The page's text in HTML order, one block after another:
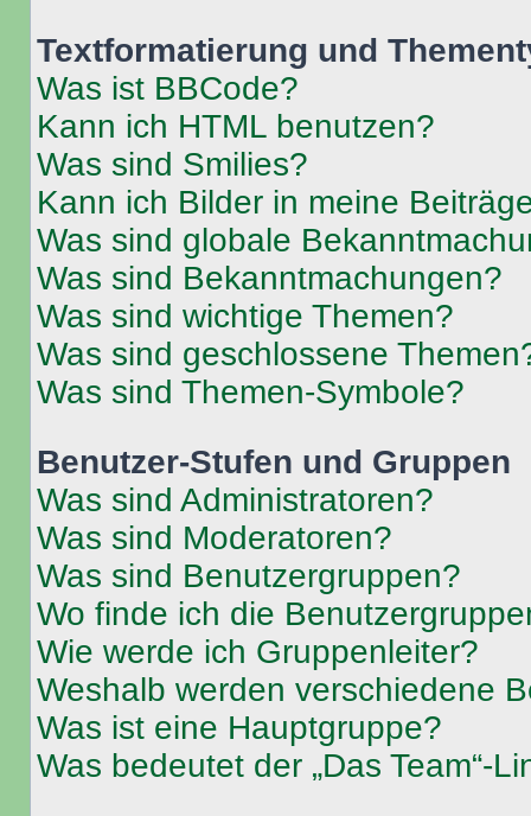
Textformatierung und
Was ist BBCode?
Kann ich HTML benutzen?
Was sind Smilies?
Kann ich Bilder in meine
Was sind globale
Was sind Bekanntmachungen?
Was sind wichtige Themen?
Was sind geschlossene
Was sind Themen-Symbole?
Benutzer-Stufen und Gruppen
Was sind Administratoren?
Was sind Moderatoren?
Was sind Benutzergruppen?
Wo finde ich die
Wie werde ich Gruppenleiter?
Weshalb werden verschiedene
Was ist eine Hauptgruppe?
Was bedeutet der „Das Team“-